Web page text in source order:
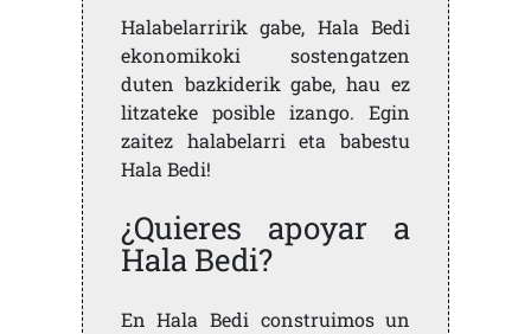
Halabelarririk gabe, Hala Bedi
ekonomikoki sostengatzen
duten bazkiderik gabe, hau ez
litzateke posible izango. Egin
zaitez halabelarri eta babestu
Hala Bedi!
¿Quieres apoyar a
Hala Bedi?
En Hala Bedi construimos un